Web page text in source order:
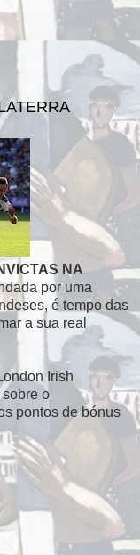
NA
por uma
é tempo das
a sua real
Irish
o
pontos de bónus